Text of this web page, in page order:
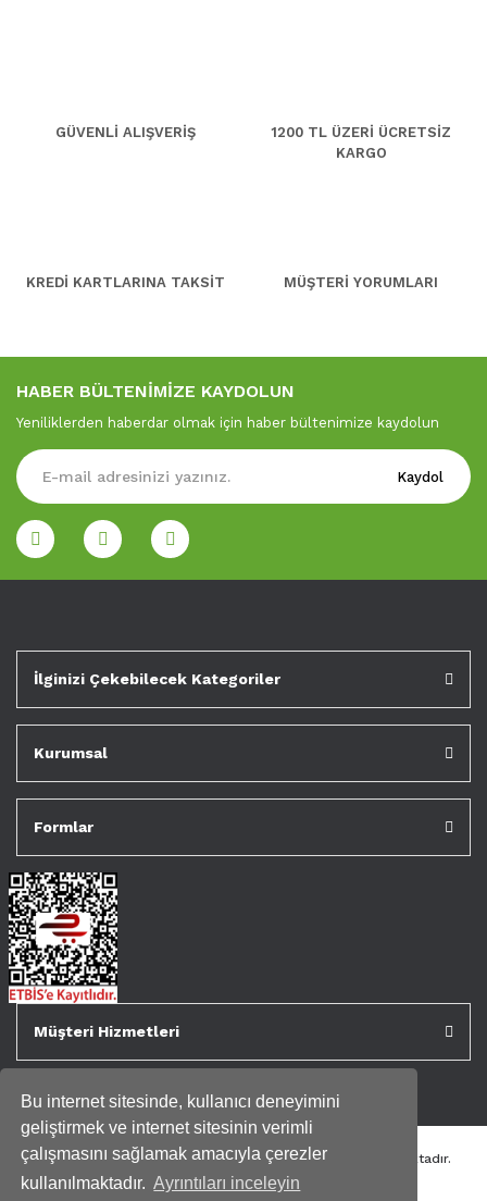
Bu internet sitesinde, kullanıcı deneyimini
geliştirmek ve internet sitesinin verimli
çalışmasını sağlamak amacıyla çerezler
kullanılmaktadır. Ayrıntıları inceleyin
GÜVENLİ ALIŞVERİŞ
1200 TL ÜZERİ ÜCRETSİZ
KARGO
KREDİ KARTLARINA TAKSİT MÜŞTERİ YORUMLARI
HABER BÜLTENİMİZE KAYDOLUN
Yeniliklerden haberdar olmak için haber bültenimize kaydolun
Kaydol
İlginizi Çekebilecek Kategoriler
Kurumsal
Formlar
Müşteri Hizmetleri
Tüm kredi kartı bilgileriniz 256bit SSL Sertifikası ile korunmaktadır.
Genispencere.com Tüm Hakları Saklıdır.